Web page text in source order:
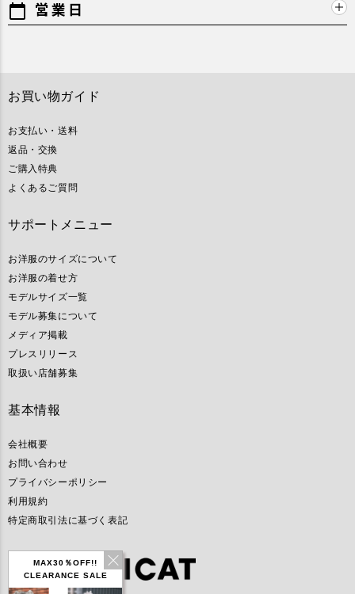
MAX30％OFF!!
CLEARANCE SALE
calendar_today 営業日
お買い物ガイド
お支払い・送料
返品・交換
ご購入特典
よくあるご質問
サポートメニュー
お洋服のサイズについて
お洋服の着せ方
モデルサイズ一覧
モデル募集について
メディア掲載
プレスリリース
取扱い店舗募集
基本情報
会社概要
お問い合わせ
プライバシーポリシー
利用規約
特定商取引法に基づく表記